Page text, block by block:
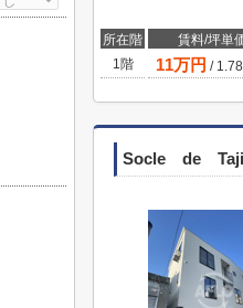
所在階 賃料/坪単
1階
11万円 / 1.78
Socle de